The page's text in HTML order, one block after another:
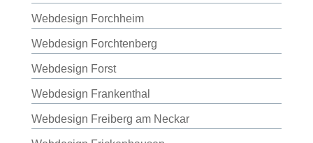
Webdesign Forchheim
Webdesign Forchtenberg
Webdesign Forst
Webdesign Frankenthal
Webdesign Freiberg am Neckar